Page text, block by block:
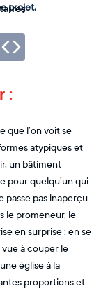
projet.
:
que l’on voit se
atypiques et
un bâtiment
pour quelqu’un qui
passe pas inaperçu
le promeneur, le
en surprise : en se
à couper le
église à la
proportions et